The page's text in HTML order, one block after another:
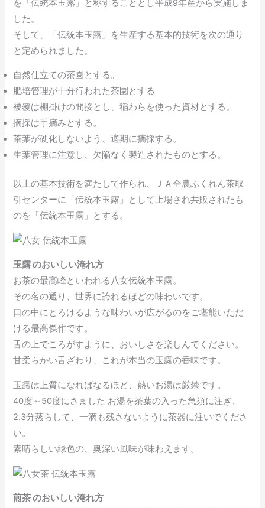
を「伝統本玉露」と称することとし平成9年産から実施しま
した。
そして、「伝統本玉露」を生産する基本的技術を次の通り
と定められました。
自然仕立ての茶園とする。
肥培管理が十分行われた茶園とする
被覆は棚掛けの間接とし、稲わらを使った資材とする。
摘採は手摘みとする。
茶葉が硬化しないよう、適期に摘採する。
生葉管理に注意し、欠陥なく製造されたものとする。
以上の基本技術を満たして作られ、ＪＡ全農ふくれん茶取
引センターに「伝統本玉露」として上場され共販されたも
のを「伝統本玉露」とする。
玉露 のおいしい淹れ方
お茶の最高峰といわれる八女伝統本玉露。
その名の通り、世界に誇れるほどの味わいです。
口の中にとろけるような味わいが広がるのをご堪能いただ
ける最高傑作です。
舌の上でころがすように、おいしさを楽しんでください。
甘柔らかい舌ざわり、これが本当の玉露の香味です。
玉露は上質になればなるほど、熱いお湯は厳禁です。
40度～50度にさました お湯を茶葉の入った急須に注ぎ、
2.3分蒸らして、一滴も残さないように茶器に注いでくださ
い。
素晴らしい緑色の、奥深い風味が味わえます。
煎茶 のおいしい淹れ方